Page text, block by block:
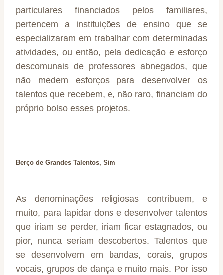
particulares financiados pelos familiares,
pertencem a instituições de ensino que se
especializaram em trabalhar com determinadas
atividades, ou então, pela dedicação e esforço
descomunais de professores abnegados, que
não medem esforços para desenvolver os
talentos que recebem, e, não raro, financiam do
próprio bolso esses projetos.
Berço de Grandes Talentos, Sim
As denominações religiosas contribuem, e
muito, para lapidar dons e desenvolver talentos
que iriam se perder, iriam ficar estagnados, ou
pior, nunca seriam descobertos. Talentos que
se desenvolvem em bandas, corais, grupos
vocais, grupos de dança e muito mais. Por isso